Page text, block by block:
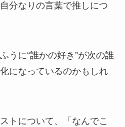
分なりの言葉で推しにつ
うに“誰かの好き”が次の誰
になっているのかもしれ
トについて、「なんでこ